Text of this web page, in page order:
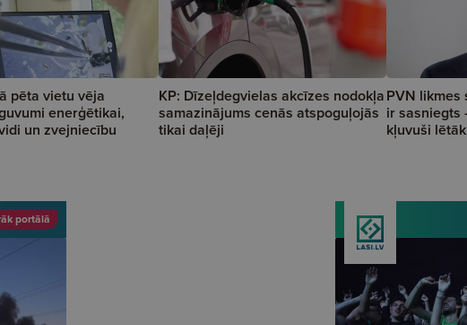
pēta vietu vēja
enerģētikai,
un zvejniecību
KP: Dīzeļdegvielas akcīzes nodokļa
samazinājums cenās atspoguļojās
tikai daļēji
PVN likmes
ir
kļuvuši